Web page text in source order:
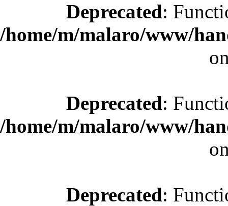
Deprecated:
/home/m/malaro/www/
Deprecated:
/home/m/malaro/www/
Deprecated: